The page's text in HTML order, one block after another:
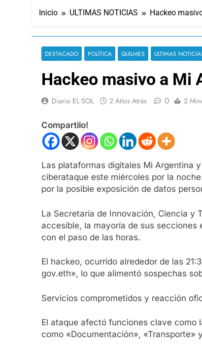
Inicio ULTIMAS NOTICIAS Hackeo
DESTACADO POLÍTICA QUILMES ULTIMAS
Hackeo masivo a Mi
Diario EL SOL 2 Años Atrás 0 2
Compartilo!
Las plataformas digitales Mi Argentina
ciberataque este miércoles por la
por la posible exposición de datos
La Secretaría de Innovación, Ciencia y
accesible, la mayoría de sus
con el paso de las horas.
El hackeo, ocurrido alrededor de las
gov.eth», lo que alimentó sospechas
Servicios comprometidos y reacción
El ataque afectó funciones clave como
como «Documentación», «Transporte»